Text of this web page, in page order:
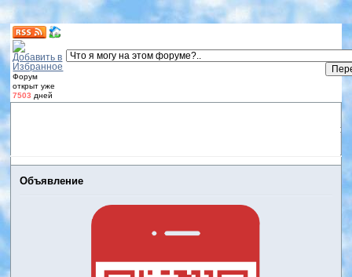
Форум
открыт уже
7503 дней
Объявление